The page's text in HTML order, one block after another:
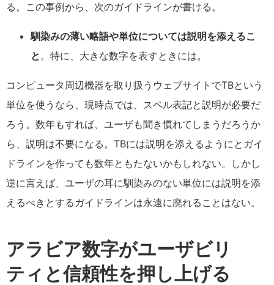
る。この事例から、次のガイドラインが書ける。
馴染みの薄い略語や単位については説明を添えるこ
と。特に、大きな数字を表すときには。
コンピュータ周辺機器を取り扱うウェブサイトでTBという
単位を使うなら、現時点では、スペル表記と説明が必要だ
ろう。数年もすれば、ユーザも聞き慣れてしまうだろうか
ら、説明は不要になる。TBには説明を添えるようにとガイ
ドラインを作っても数年ともたないかもしれない。しかし
逆に言えば、ユーザの耳に馴染みのない単位には説明を添
えるべきとするガイドラインは永遠に廃れることはない。
アラビア数字がユーザビリ
ティと信頼性を押し上げる